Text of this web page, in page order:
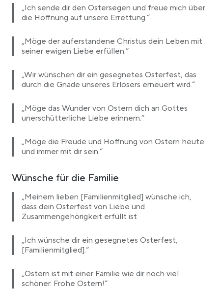
„Ich sende dir den Ostersegen und freue mich über
die Hoffnung auf unsere Errettung.“
„Möge der auferstandene Christus dein Leben mit
seiner ewigen Liebe erfüllen.“
„Wir wünschen dir ein gesegnetes Osterfest, das
durch die Gnade unseres Erlösers erneuert wird.“
„Möge das Wunder von Ostern dich an Gottes
unerschütterliche Liebe erinnern.“
„Möge die Freude und Hoffnung von Ostern heute
und immer mit dir sein.“
Wünsche für die Familie
„Meinem lieben [Familienmitglied] wünsche ich,
dass dein Osterfest von Liebe und
Zusammengehörigkeit erfüllt ist
„Ich wünsche dir ein gesegnetes Osterfest,
[Familienmitglied].“
„Ostern ist mit einer Familie wie dir noch viel
schöner. Frohe Ostern!“